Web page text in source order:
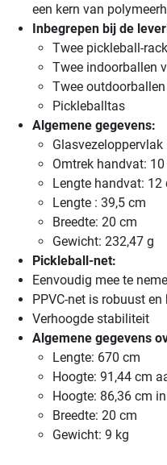
een kern van
Inbegrepen bij de
Twee pickleball-
Twee indoorballen
Twee
Pickleballtas
Algemene gegevens:
Glasvezeloppervlak
Omtrek handvat:
Lengte handvat: 12
Lengte : 39,5 cm
Breedte: 20 cm
Gewicht: 232,47 g
Pickleball-net:
Eenvoudig mee te
PPVC-net is robuust
Verhoogde stabiliteit
Algemene gegevens
Lengte: 670 cm
Hoogte: 91,44 cm
Hoogte: 86,36 cm
Breedte: 20 cm
Gewicht: 9 kg